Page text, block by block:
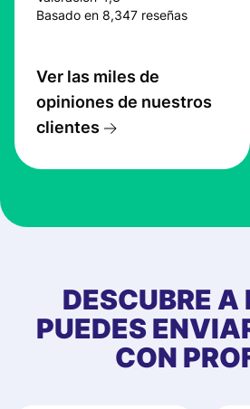
Basado en 8,347 reseñas
Ver las miles de
opiniones de nuestros
clientes
DESCUBRE A
PUEDES
CON